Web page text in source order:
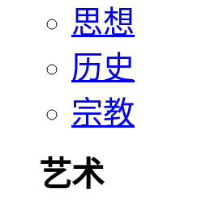
思想
历史
宗教
艺术